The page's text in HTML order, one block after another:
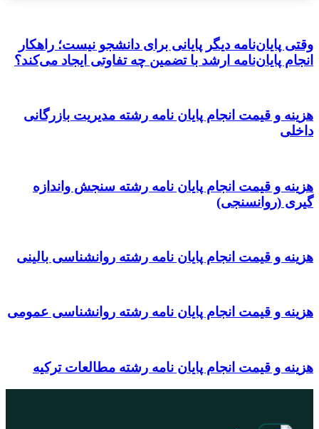
وقتی پایان‌نامه دیگر پایانی برای دانشجو نیست؛ راهکار
انجام پایان‌نامه ارشد با تضمین چه تفاوتی ایجاد می‌کند؟
هزینه و قیمت انجام پایان نامه رشته مدیریت بازرگانی
داخلی
هزینه و قیمت انجام پایان نامه رشته سنجش واندازه
گیری (روانسنجی)
هزینه و قیمت انجام پایان نامه رشته روانشناسی بالینی
هزینه و قیمت انجام پایان نامه رشته روانشناسی عمومی
هزینه و قیمت انجام پایان نامه رشته مطالعات ترکیه